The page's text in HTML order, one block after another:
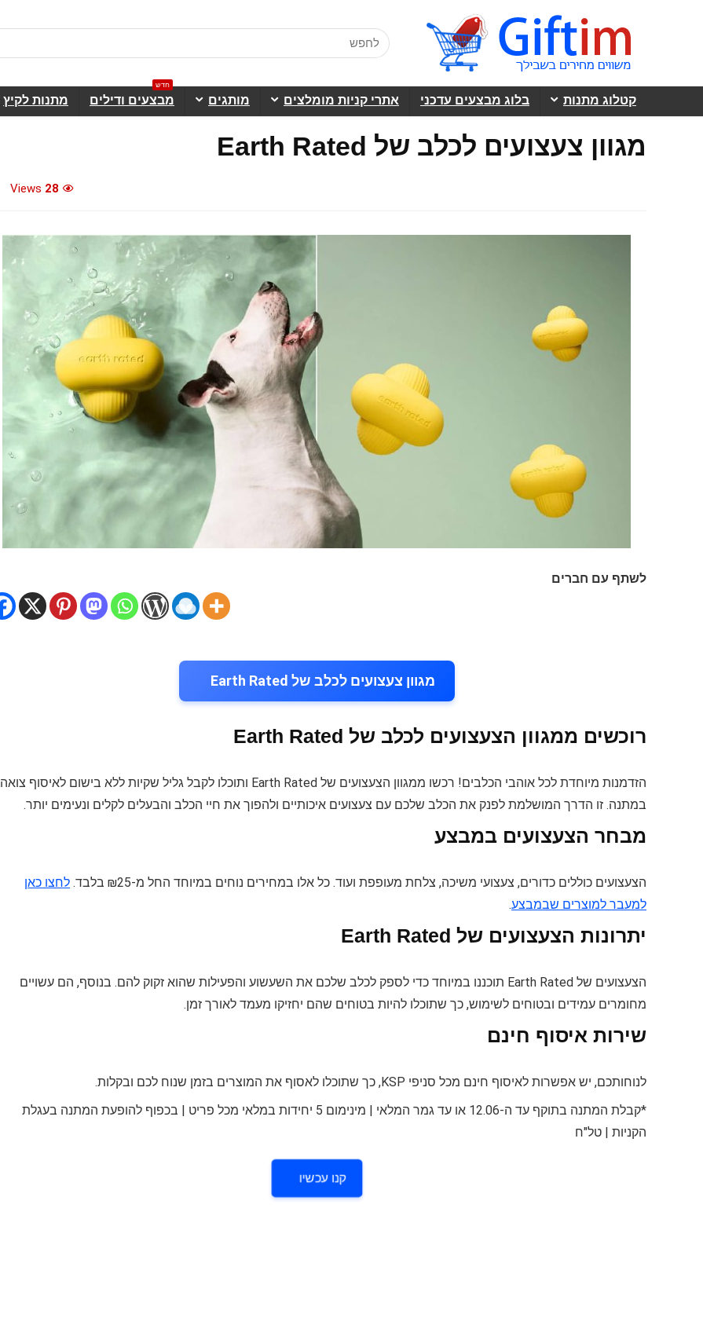
קטלוג מתנות בלוג מבצעים עדכני אתרי קניות מומלצים מותגים מבצעים ודילים
חדש
מתנות לקיץ
מגוון צעצועים לכלב של Earth Rated
28
לשתף עם חברים
מגוון צעצועים לכלב של Earth Rated
רוכשים ממגוון הצעצועים לכלב של Earth Rated
הזדמנות מיוחדת לכל אוהבי הכלבים! רכשו ממגוון הצעצועים של Earth Rated ותוכלו לקבל גליל שקיות ללא בישום לאיסוף צואה
במתנה. זו הדרך המושלמת לפנק את הכלב שלכם עם צעצועים איכותיים ולהפוך את חיי הכלב והבעלים לקלים ונעימים יותר.
מבחר הצעצועים במבצע
הצעצועים כוללים כדורים, צעצועי משיכה, צלחת מעופפת ועוד. כל אלו במחירים נוחים במיוחד החל מ-₪25 בלבד.
לחצו כאן
למעבר למוצרים שבמבצע.
יתרונות הצעצועים של Earth Rated
הצעצועים של Earth Rated תוכננו במיוחד כדי לספק לכלב שלכם את השעשוע והפעילות שהוא זקוק להם. בנוסף, הם עשויים
מחומרים עמידים ובטוחים לשימוש, כך שתוכלו להיות בטוחים שהם יחזיקו מעמד לאורך זמן.
שירות איסוף חינם
לנוחותכם, יש אפשרות לאיסוף חינם מכל סניפי KSP, כך שתוכלו לאסוף את המוצרים בזמן שנוח לכם ובקלות.
*קבלת המתנה בתוקף עד ה-12.06 או עד גמר המלאי | מינימום 5 יחידות במלאי מכל פריט | בכפוף להופעת המתנה בעגלת
הקניות | טל"ח
קנו עכשיו